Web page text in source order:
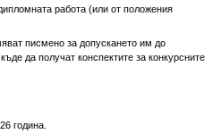
работа (или от положения
писмено за допускането им до
да получат конспектите за конкурсните
година.